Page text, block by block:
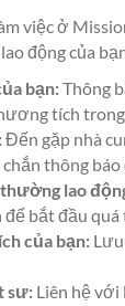
việc ở
động của
bạn:Thông
tích
Đến gặp nhà
chắn thông
lao
để bắt đầu
của bạn:
sư: Liên hệ